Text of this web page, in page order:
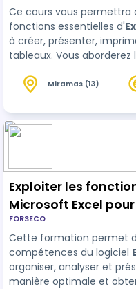
Ce cours vous permettra
fonctions essentielles d'
à créer, présenter,
tableaux. Vous aborderez
Miramas (13)
Exploiter les
Microsoft Excel
l'analyse des
+ Certification TOSA.
FORSECO
Cette formation permet
compétences du logiciel
organiser, analyser et
manière optimale et